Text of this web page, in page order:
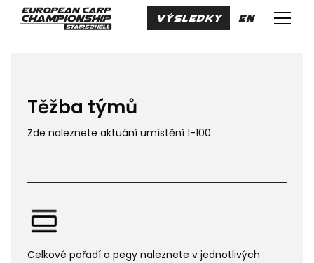
Menu
VÝSLEDKY cs
en
Těžba týmů
Zde naleznete aktuání umístění 1-100.
Celkové pořadí a pegy naleznete v jednotlivých